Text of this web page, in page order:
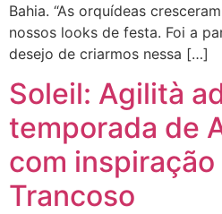
Bahia. “As orquídeas
nossos looks de festa. Foi a
desejo de criarmos nessa […]
Soleil: Agilità
temporada de
com inspiração
Trancoso